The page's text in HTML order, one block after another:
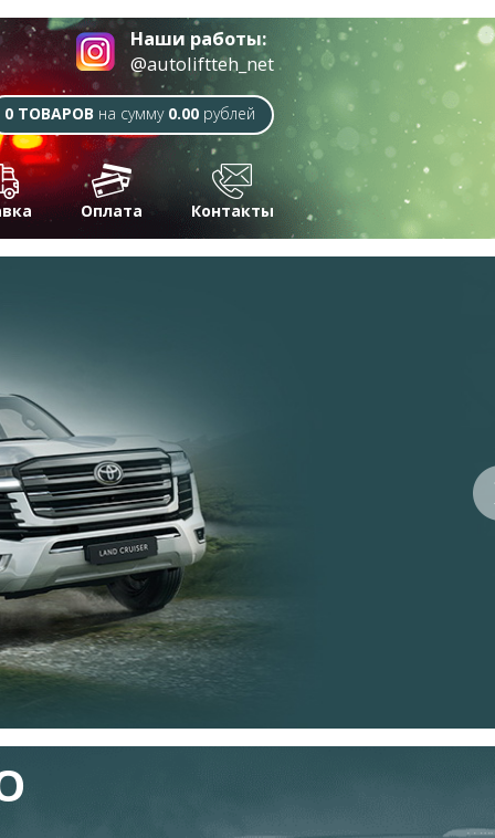
Наши работы:
@autoliftteh_net
0 ТОВАРОВ на сумму 0.00 рублей
Оплата Контакты